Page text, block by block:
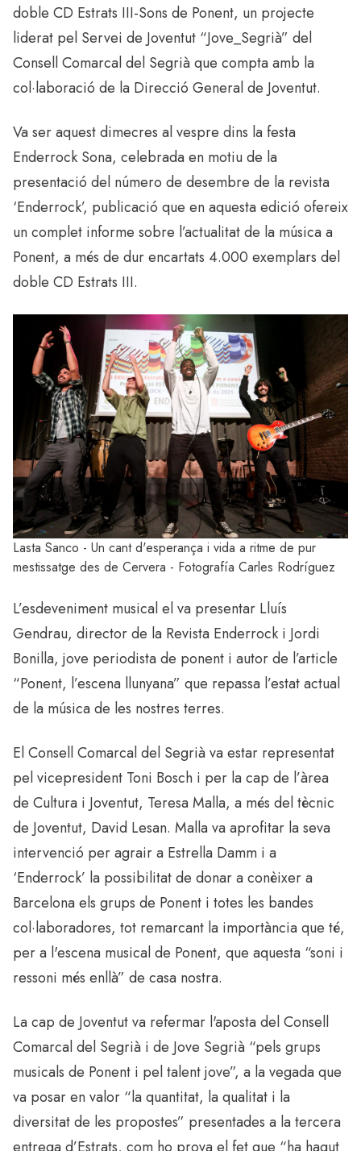
doble CD Estrats III-Sons de Ponent, un projecte
liderat pel Servei de Joventut “Jove_Segrià” del
Consell Comarcal del Segrià que compta amb la
col·laboració de la Direcció General de Joventut.
Va ser aquest dimecres al vespre dins la festa
Enderrock Sona, celebrada en motiu de la
presentació del número de desembre de la revista
‘Enderrock’, publicació que en aquesta edició ofereix
un complet informe sobre l’actualitat de la música a
Ponent, a més de dur encartats 4.000 exemplars del
doble CD Estrats III.
Lasta Sanco - Un cant d'esperança i vida a ritme de pur
mestissatge des de Cervera - Fotografía Carles Rodríguez
L’esdeveniment musical el va presentar Lluís
Gendrau, director de la Revista Enderrock i Jordi
Bonilla, jove periodista de ponent i autor de l’article
“Ponent, l’escena llunyana” que repassa l’estat actual
de la música de les nostres terres.
El Consell Comarcal del Segrià va estar representat
pel vicepresident Toni Bosch i per la cap de l’àrea
de Cultura i Joventut, Teresa Malla, a més del tècnic
de Joventut, David Lesan. Malla va aprofitar la seva
intervenció per agrair a Estrella Damm i a
‘Enderrock’ la possibilitat de donar a conèixer a
Barcelona els grups de Ponent i totes les bandes
col·laboradores, tot remarcant la importància que té,
per a l'escena musical de Ponent, que aquesta “soni i
ressoni més enllà” de casa nostra.
La cap de Joventut va refermar l'aposta del Consell
Comarcal del Segrià i de Jove Segrià “pels grups
musicals de Ponent i pel talent jove”, a la vegada que
va posar en valor “la quantitat, la qualitat i la
diversitat de les propostes” presentades a la tercera